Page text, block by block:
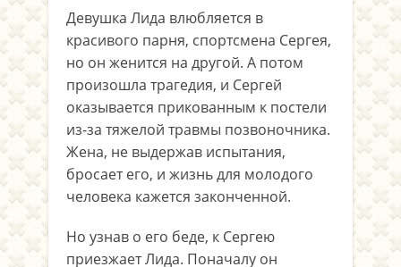
Девушка Лида влюбляется в
красивого парня, спортсмена Сергея,
но он женится на другой. А потом
произошла трагедия, и Сергей
оказывается прикованным к постели
из-за тяжелой травмы позвоночника.
Жена, не выдержав испытания,
бросает его, и жизнь для молодого
человека кажется законченной.
Но узнав о его беде, к Сергею
приезжает Лида. Поначалу он